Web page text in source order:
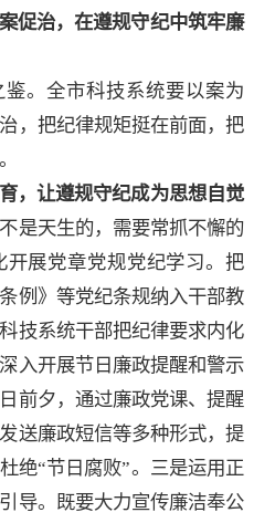
促治，在遵规守纪中筑牢廉
。全市科技系统要以案为
，把纪律规矩挺在前面，把
，让遵规守纪成为思想自觉
是天生的，需要常抓不懈的
展党章党规党纪学习。把
例》等党纪条规纳入干部教
技系统干部把纪律要求内化
入开展节日廉政提醒和警示
前夕，通过廉政党课、提醒
送廉政短信等多种形式，提
绝“节日腐败”。三是运用正
导。既要大力宣传廉洁奉公